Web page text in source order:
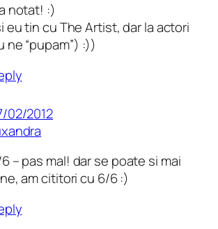
notat! :)
eu tin cu The Artist, dar la actori
ne “pupam”) :))
02/2012
– pas mal! dar se poate si mai
am cititori cu 6/6 :)